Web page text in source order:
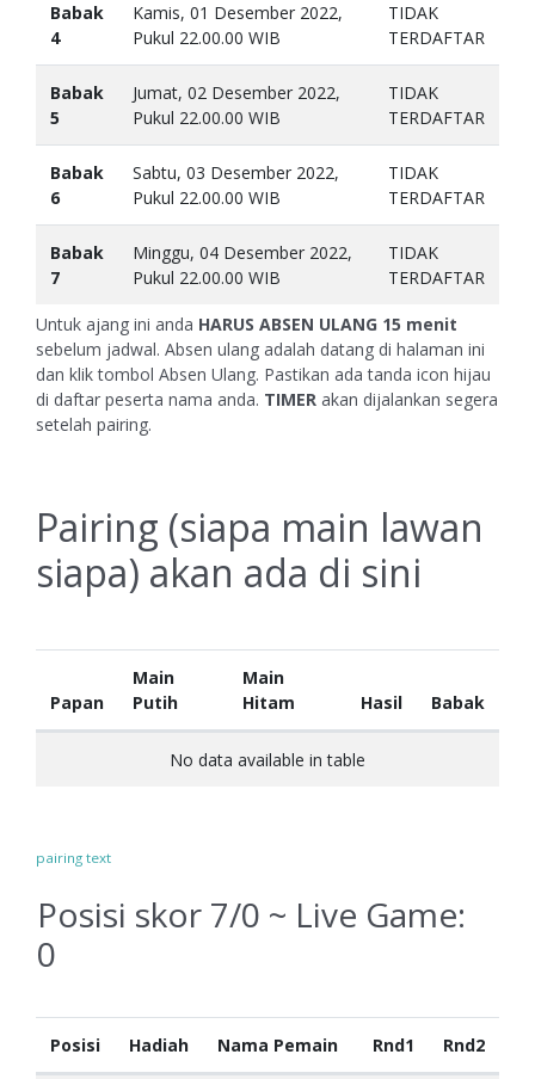
Babak
4
Kamis, 01 Desember 2022,
Pukul 22.00.00 WIB
TIDAK
TERDAFTAR
Babak
5
Jumat, 02 Desember 2022,
Pukul 22.00.00 WIB
TIDAK
TERDAFTAR
Babak
6
Sabtu, 03 Desember 2022,
Pukul 22.00.00 WIB
TIDAK
TERDAFTAR
Babak
7
Minggu, 04 Desember 2022,
Pukul 22.00.00 WIB
TIDAK
TERDAFTAR
Untuk ajang ini anda HARUS ABSEN ULANG 15 menit
sebelum jadwal. Absen ulang adalah datang di halaman ini
dan klik tombol Absen Ulang. Pastikan ada tanda icon hijau
di daftar peserta nama anda. TIMER akan dijalankan segera
setelah pairing.
Pairing (siapa main lawan
siapa) akan ada di sini
Papan
Main
Putih
Main
Hitam
Hasil Babak
No data available in table
pairing text
Posisi skor 7/0 ~ Live Game:
0
Posisi Hadiah Nama Pemain Rnd1 Rnd2